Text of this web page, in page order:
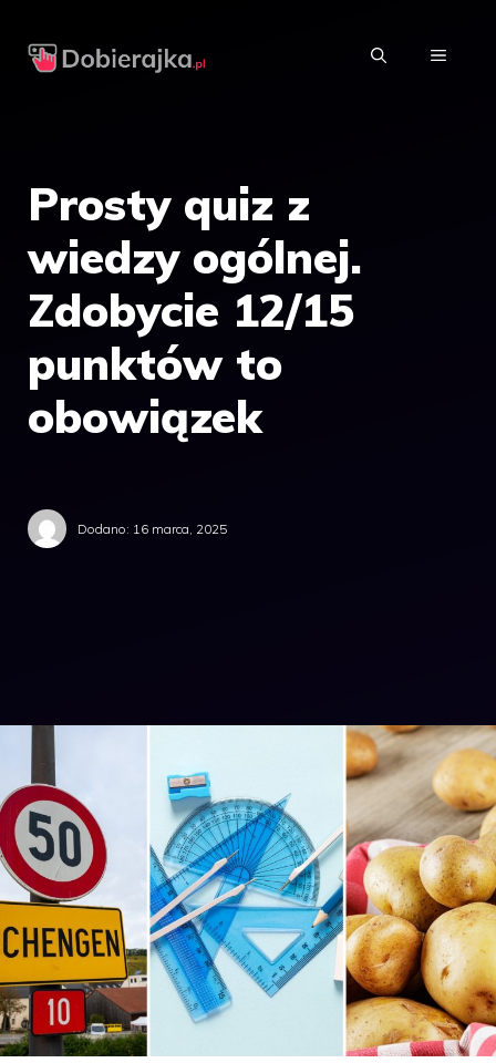
MENU
Prosty quiz z
wiedzy ogólnej.
Zdobycie 12/15
punktów to
obowiązek
Dodano: 16 marca, 2025